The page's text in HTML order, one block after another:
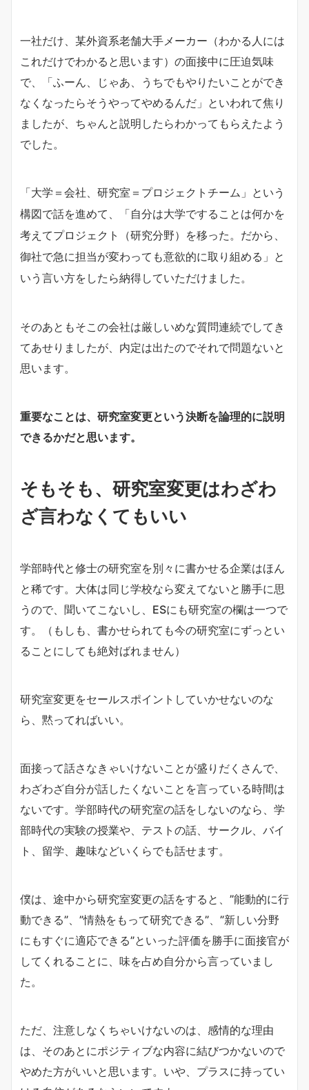
一社だけ、某外資系老舗大手メーカー（わかる人には
これだけでわかると思います）の面接中に圧迫気味
で、「ふーん、じゃあ、うちでもやりたいことができ
なくなったらそうやってやめるんだ」といわれて焦り
ましたが、ちゃんと説明したらわかってもらえたよう
でした。
「大学＝会社、研究室＝プロジェクトチーム」
という
構図で話を進めて、「自分は大学ですることは何かを
考えてプロジェクト（研究分野）を移った。だから、
御社で急に担当が変わっても意欲的に取り組める」と
いう言い方をしたら納得していただけました。
そのあともそこの会社は厳しいめな質問連続でしてき
てあせりましたが、内定は出たのでそれで問題ないと
思います。
重要なことは、研究室変更という決断を論理的に説明
できるかだと思います。
そもそも、研究室変更はわざわ
ざ言わなくてもいい
学部時代と修士の研究室を別々に書かせる企業はほん
と稀です。大体は同じ学校なら変えてないと勝手に思
うので、聞いてこないし、ESにも研究室の欄は一つで
す。（もしも、書かせられても今の研究室にずっとい
ることにしても絶対ばれません）
研究室変更をセールスポイントしていかせないのな
ら、黙ってればいい。
面接って話さなきゃいけないことが盛りだくさんで、
わざわざ自分が話したくないことを言っている時間は
ないです。学部時代の研究室の話をしないのなら、学
部時代の実験の授業や、テストの話、サークル、バイ
ト、留学、趣味などいくらでも話せます。
僕は、途中から研究室変更の話をすると、”能動的に行
動できる”、”情熱をもって研究できる”、”新しい分野
にもすぐに適応できる”といった評価を勝手に面接官が
してくれることに、味を占め自分から言っていまし
た。
ただ、注意しなくちゃいけないのは、感情的な理由
は、そのあとにポジティブな内容に結びつかないので
やめた方がいいと思います。いや、プラスに持ってい